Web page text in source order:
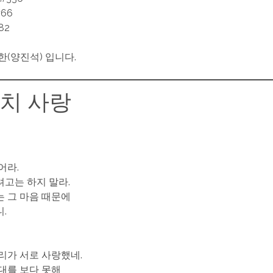
(양진석) 입니다.
사랑
라.
고는 하지 말라.
그 마음 때문에
.
가 서로 사랑했네.
를 보다 못해